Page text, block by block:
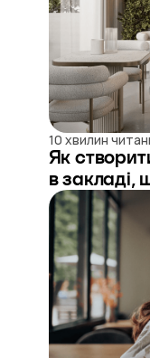
10 хвилин
Як
в закладі,